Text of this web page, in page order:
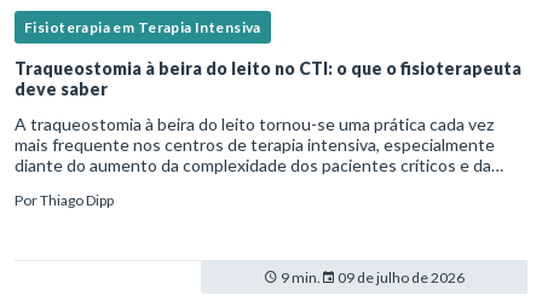
Fisioterapia em Terapia Intensiva
Traqueostomia à beira do leito no CTI: o que o fisioterapeuta
deve saber
A traqueostomia à beira do leito tornou-se uma prática cada vez
mais frequente nos centros de terapia intensiva, especialmente
diante do aumento da complexidade dos pacientes críticos e da
PorThiago Dipp
9 min. 09 de julho de 2026